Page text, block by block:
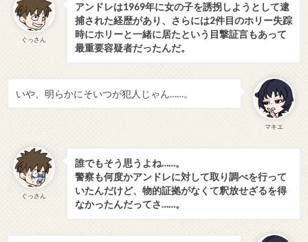
ぐっさん
アンドレは1969年に女の子を誘拐しようとして逮
捕された経歴があり、さらには2件目のホリー失踪
時にホリーと一緒に居たという目撃証言もあって
最重要容疑者だったんだ。
マキエ
いや、明らかにそいつが犯人じゃん……。
ぐっさん
誰でもそう思うよね……。
警察も何度かアンドレに対して取り調べを行って
いたんだけど、物的証拠がなくて釈放せざるを得
なかったんだってさ……。